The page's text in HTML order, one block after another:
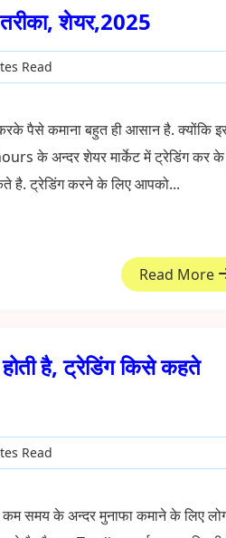
शेयर,2025
Read
पैसे कमाना बहुत ही आसान है. क्योंकि
के अन्दर शेयर मार्केट में ट्रेडिंग कर
है. ट्रेडिंग करने के लिए आपको...
Read More
है, ट्रेडिंग किसे कहते
Read
कम समय के अन्दर मुनाफा कमाने के लिए